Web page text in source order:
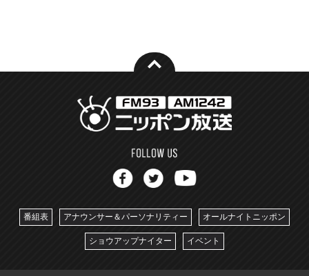
番組表 アナウンサー＆パーソナリティー オールナイトニッポン
ショウアップナイター イベント